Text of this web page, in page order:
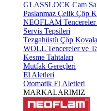
GLASSLOCK Cam
Paslanmaz Çelik Çöp
NEOFLAM Tencereler
Servis Tepsileri
Tezgahüstü Çöp
WOLL Tencereler ve
Kesme Tahtaları
Mutfak Gereçleri
El Aletleri
Otomatik El Aletleri
MARKALARIMIZ